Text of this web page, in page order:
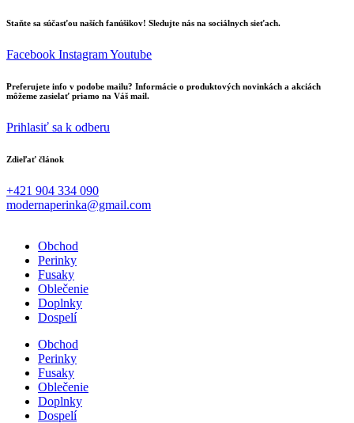
Staňte sa súčasťou naších fanúšikov! Sledujte nás na sociálnych sieťach.
Facebook InstagramYoutube
Preferujete info v podobe mailu? Informácie o produktových novinkách a akciách
môžeme zasielať priamo na Váš mail.
Prihlasiť sa k odberu
Zdieľať článok
+421 904 334 090
modernaperinka@gmail.com
Obchod
Perinky
Fusaky
Oblečenie
Doplnky
Dospelí
Obchod
Perinky
Fusaky
Oblečenie
Doplnky
Dospelí